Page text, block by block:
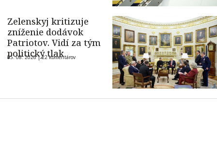
Zelenskyj kritizuje
zníženie dodávok
Patriotov. Vidí za tým
politický tlak
05. 08. 2026 |22 komentárov